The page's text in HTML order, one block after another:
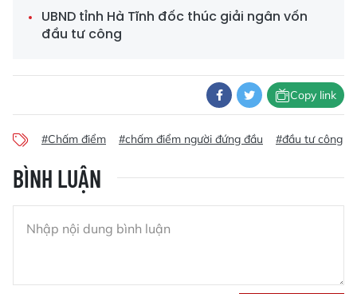
UBND tỉnh Hà Tĩnh đốc thúc giải ngân vốn
đầu tư công
Copy link
#Chấm điểm #chấm điểm người đứng đầu #đầu tư công
BÌNH LUẬN